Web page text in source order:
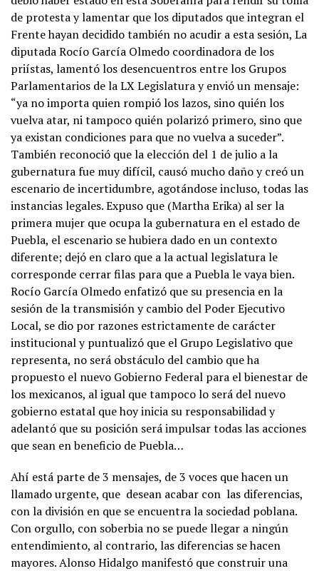
de protesta y lamentar que los diputados que integran el
Frente hayan decidido también no acudir a esta sesión, La
diputada Rocío García Olmedo coordinadora de los
priístas, lamentó los desencuentros entre los Grupos
Parlamentarios de la LX Legislatura y envió un mensaje:
“ya no importa quien rompió los lazos, sino quién los
vuelva atar, ni tampoco quién polarizó primero, sino que
ya existan condiciones para que no vuelva a suceder”.
También reconoció que la elección del 1 de julio a la
gubernatura fue muy difícil, causó mucho daño y creó un
escenario de incertidumbre, agotándose incluso, todas las
instancias legales. Expuso que (Martha Erika) al ser la
primera mujer que ocupa la gubernatura en el estado de
Puebla, el escenario se hubiera dado en un contexto
diferente; dejó en claro que a la actual legislatura le
corresponde cerrar filas para que a Puebla le vaya bien.
Rocío García Olmedo enfatizó que su presencia en la
sesión de la transmisión y cambio del Poder Ejecutivo
Local, se dio por razones estrictamente de carácter
institucional y puntualizó que el Grupo Legislativo que
representa, no será obstáculo del cambio que ha
propuesto el nuevo Gobierno Federal para el bienestar de
los mexicanos, al igual que tampoco lo será del nuevo
gobierno estatal que hoy inicia su responsabilidad y
adelantó que su posición será impulsar todas las acciones
que sean en beneficio de Puebla…
Ahí está parte de 3 mensajes, de 3 voces que hacen un
llamado urgente, que desean acabar con las diferencias,
con la división en que se encuentra la sociedad poblana.
Con orgullo, con soberbia no se puede llegar a ningún
entendimiento, al contrario, las diferencias se hacen
mayores. Alonso Hidalgo manifestó que construir una